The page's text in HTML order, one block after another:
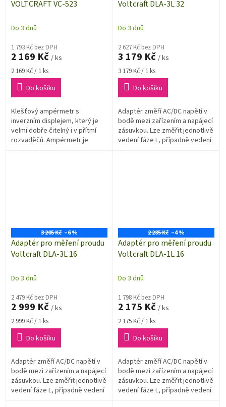
VOLTCRAFT VC-523
Do 3 dnů
1 793 Kč bez DPH
2 169 Kč / ks
Měrná
cena:
2 169 Kč / 1 ks
Do košíku
Klešťový ampérmetr s
inverzním displejem, který je
velmi dobře čitelný i v přítmí
rozvaděčů. Ampérmetr je
Voltcraft DLA-3L 32
Do 3 dnů
2 627 Kč bez DPH
3 179 Kč / ks
Měrná
cena:
3 179 Kč / 1 ks
Do košíku
Adaptér změří AC/DC napětí v
bodě mezi zařízením a napájecí
zásuvkou. Lze změřit jednotlivě
vedení fáze L, případně vedení
3 205 Kč –6 %
Adaptér pro měření proudu
Voltcraft DLA-3L 16
Do 3 dnů
2 479 Kč bez DPH
2 999 Kč / ks
Měrná
cena:
2 999 Kč / 1 ks
Do košíku
Adaptér změří AC/DC napětí v
bodě mezi zařízením a napájecí
zásuvkou. Lze změřit jednotlivě
vedení fáze L, případně vedení
2 285 Kč –4 %
Adaptér pro měření proudu
Voltcraft DLA-1L 16
Do 3 dnů
1 798 Kč bez DPH
2 175 Kč / ks
Měrná
cena:
2 175 Kč / 1 ks
Do košíku
Adaptér změří AC/DC napětí v
bodě mezi zařízením a napájecí
zásuvkou. Lze změřit jednotlivě
vedení fáze L, případně vedení